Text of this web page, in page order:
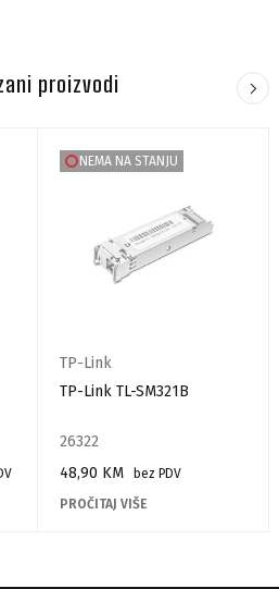
proizvodi
NEMA NA STANJU
TP-Link
TP-Link TL-SM321B
26322
48,90 KM
bez PDV
PROČITAJ VIŠE